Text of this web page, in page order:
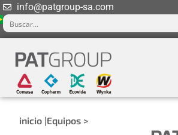
info@patgroup-sa.com
inicio |Equipos >